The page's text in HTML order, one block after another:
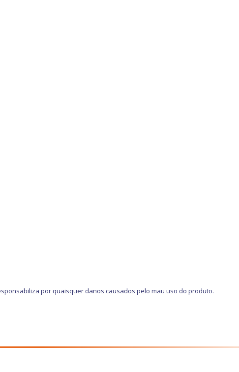
por quaisquer danos causados pelo mau uso do produto.